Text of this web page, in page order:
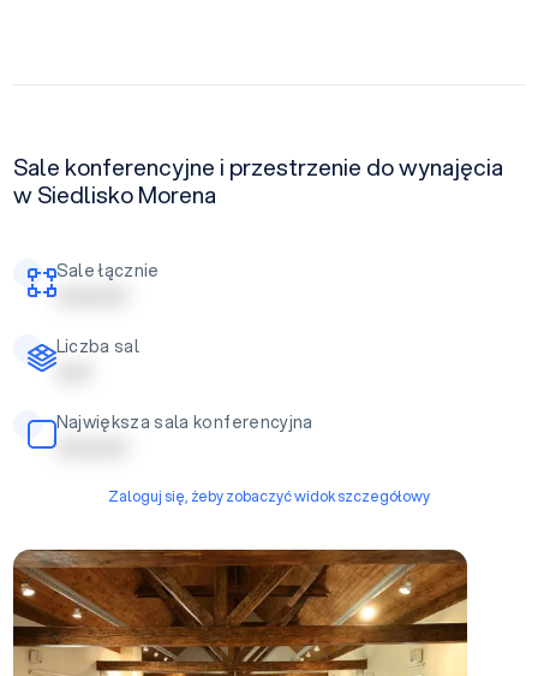
Sale konferencyjne i przestrzenie do wynajęcia
w Siedlisko Morena
Sale łącznie
| | | | | | | | | |
Liczba sal
| | | | |
Największa sala konferencyjna
| | | | | | | | | |
Zaloguj się, żeby zobaczyć widok szczegółowy
Duża Sala